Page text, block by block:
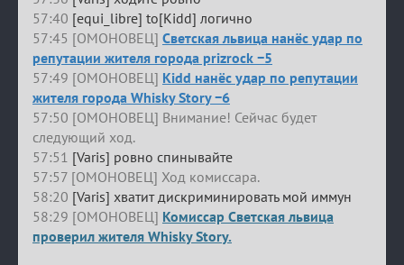
57:40 [equi_libre] to[Kidd] логично
57:45 [ОМОНОВЕЦ] Светская львица нанёс удар по
репутации жителя города prizrock −5
57:49 [ОМОНОВЕЦ] Kidd нанёс удар по репутации
жителя города Whisky Story −6
57:50 [ОМОНОВЕЦ] Внимание! Сейчас будет
следующий ход.
57:51 [Varis] ровно спинывайте
57:57 [ОМОНОВЕЦ] Ход комиссара.
58:20 [Varis] хватит дискриминировать мой иммун
58:29 [ОМОНОВЕЦ] Комиссар Светская львица
проверил жителя Whisky Story.